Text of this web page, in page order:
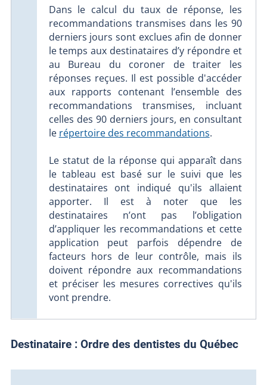
Dans le calcul du taux de réponse, les
recommandations transmises dans les 90
derniers jours sont exclues afin de donner
le temps aux destinataires d’y répondre et
au Bureau du coroner de traiter les
réponses reçues. Il est possible d'accéder
aux rapports contenant l’ensemble des
recommandations transmises, incluant
celles des 90 derniers jours, en consultant
le répertoire des recommandations.
Le statut de la réponse qui apparaît dans
le tableau est basé sur le suivi que les
destinataires ont indiqué qu'ils allaient
apporter. Il est à noter que les
destinataires n’ont pas l’obligation
d’appliquer les recommandations et cette
application peut parfois dépendre de
facteurs hors de leur contrôle, mais ils
doivent répondre aux recommandations
et préciser les mesures correctives qu'ils
vont prendre.
Destinataire :Ordre des dentistes du Québec